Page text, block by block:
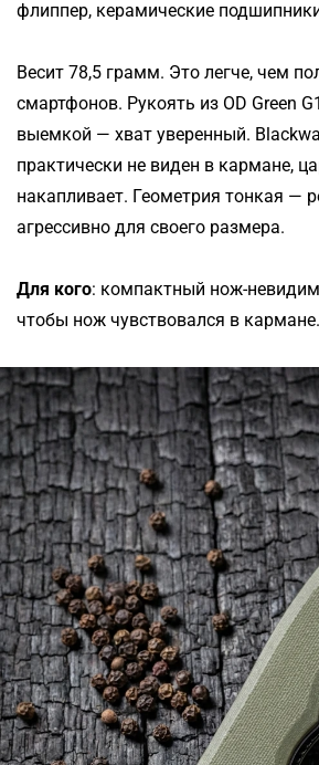
флиппер, керамические
Весит 78,5 грамм. Это легче, чем
смартфонов. Рукоять из OD Green
выемкой — хват уверенный.
практически не виден в кармане,
накапливает. Геометрия тонкая —
агрессивно для своего размера.
Для кого: компактный нож-
чтобы нож чувствовался в кармане.